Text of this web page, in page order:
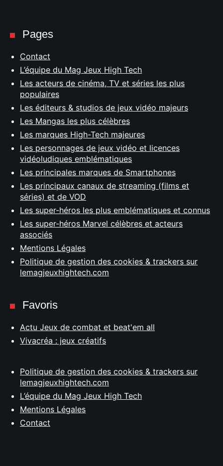
Pages
Contact
L’équipe du Mag Jeux High Tech
Les acteurs de cinéma, TV et séries les plus
populaires
Les éditeurs & studios de jeux vidéo majeurs
Les Mangas les plus célèbres
Les marques High-Tech majeures
Les personnages de jeux vidéo et licences
vidéoludiques emblématiques
Les principales marques de Smartphones
Les principaux canaux de streaming (films et
séries) et de VOD
Les super-héros les plus emblématiques et connus
Les super-héros Marvel célèbres et acteurs
associés
Mentions Légales
Politique de gestion des cookies & trackers sur
lemagjeuxhightech.com
Favoris
Actu Jeux de combat et beat'em all
Vivacréa : jeux créatifs
Politique de gestion des cookies & trackers sur
lemagjeuxhightech.com
L’équipe du Mag Jeux High Tech
Mentions Légales
Contact